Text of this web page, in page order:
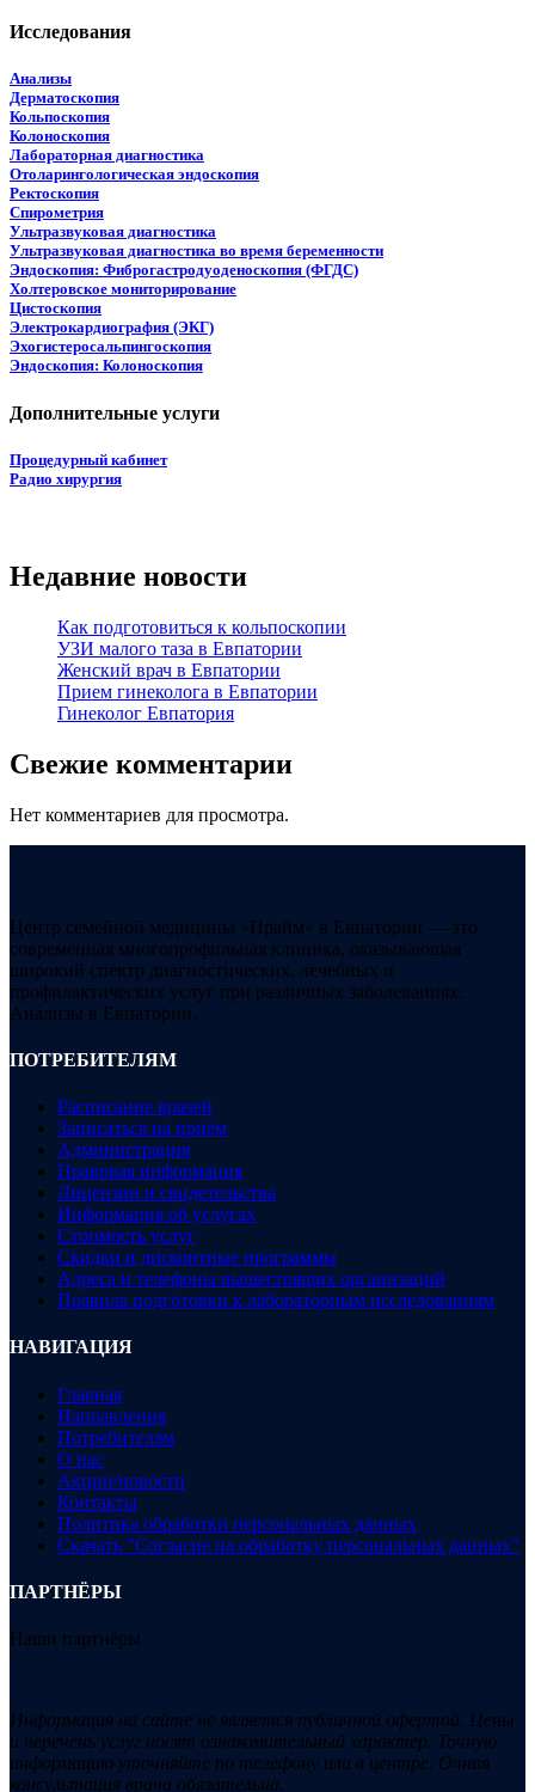
Исследования
Анализы
Дерматоскопия
Кольпоскопия
Колоноскопия
Лабораторная диагностика
Отоларингологическая эндоскопия
Ректоскопия
Спирометрия
Ультразвуковая диагностика
Ультразвуковая диагностика во время беременности
Эндоскопия: Фиброгастродуоденоскопия (ФГДС)
Холтеровское мониторирование
Цистоскопия
Электрокардиография (ЭКГ)
Эхогистеросальпингоскопия
Эндоскопия: Колоноскопия
Дополнительные услуги
Процедурный кабинет
Радио хирургия
Недавние новости
Как подготовиться к кольпоскопии
УЗИ малого таза в Евпатории
Женский врач в Евпатории
Прием гинеколога в Евпатории
Гинеколог Евпатория
Свежие комментарии
Нет комментариев для просмотра.
Центр семейной медицины «Прайм» в Евпатории — это
современная многопрофильная клиника, оказывающая
широкий спектр диагностических, лечебных и
профилактических услуг при различных заболеваниях.
Анализы в Евпатории.
ПОТРЕБИТЕЛЯМ
Расписание врачей
Записаться на приём
Администрация
Правовая информация
Лицензии и свидетельства
Информация об услугах
Стоимость услуг
Скидки и дисконтные программы
Адреса и телефоны вышестоящих организаций
Правила подготовки к лабораторным исследованиям
НАВИГАЦИЯ
Главная
Направления
Потребителям
О нас
Акции/новости
Контакты
Политика обработки персональных данных
Скачать "Согласие на обработку персональных данных"
ПАРТНЁРЫ
Наши партнёры
Информация на сайте не является публичной офертой. Цены
и перечень услуг носят ознакомительный характер. Точную
информацию уточняйте по телефону или в центре. Очная
консультация врача обязательна.